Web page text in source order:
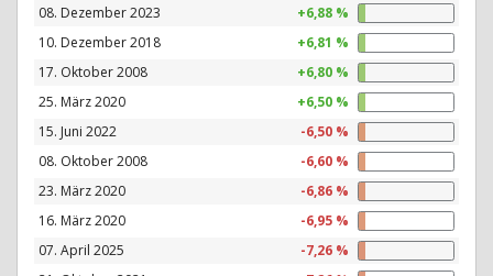
08. Dezember 2023
+6,88 %
10. Dezember 2018
+6,81 %
17. Oktober 2008
+6,80 %
25. März 2020
+6,50 %
15. Juni 2022
-6,50 %
08. Oktober 2008
-6,60 %
23. März 2020
-6,86 %
16. März 2020
-6,95 %
07. April 2025
-7,26 %